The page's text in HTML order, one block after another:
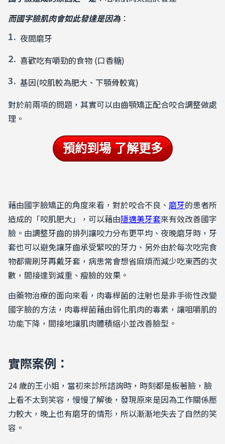
而國字臉肌肉會如此發達是因為：
夜間磨牙
喜歡吃有嚼勁的食物 (口香糖)
基因(咬肌較為肥大、下顎骨較寬)
對於前兩項的問題，其實可以由齒顎矯正配合咬合調整做處
理。
預約到場 了解更多
藉由國字臉矯正的角度來看，對於咬合不良、 磨牙的患者所
造成的「咬肌肥大」，可以藉由隱適美牙套來有效改善國字
臉。由調整牙齒的排列讓咬力分布更平均、夜晚磨牙時，牙
套也可以避免讓牙齒承受緊咬的牙力、另外由於每次吃完食
物都需刷牙再戴牙套，病患常會想省麻煩而減少吃東西的次
數，間接達到減重、瘦臉的效果。
由藥物治療的面向來看，肉毒桿菌的注射也是非手術性改變
國字臉的方法，肉毒桿菌藉由弱化肌肉的毒素，讓咀嚼肌的
功能下降，間接地讓肌肉體積縮小並改善臉型。
實際案例：
24 歲的王小姐，當初來診所諮詢時，時刻都是板著臉，臉
上看不太到笑容，慢慢了解後，發現原來是因為工作關係壓
力較大，晚上也有磨牙的情形，所以漸漸地失去了自然的笑
容。